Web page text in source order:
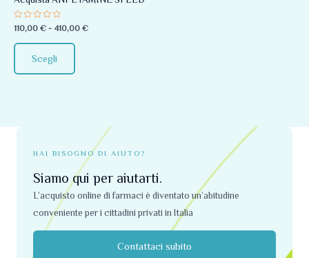
Valutato
0
su
5
110,00 € - 410,00 €
Scegli
scelte
nella
HAI BISOGNO DI AIUTO?
Siamo qui per aiutarti.
L’acquisto online di farmaci è diventato un’abitudine
conveniente per i cittadini privati ​​in Italia
Contattaci subito